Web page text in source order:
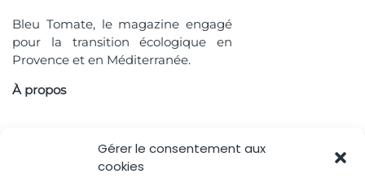
Gérer le consentement aux
cookies
Bleu Tomate, le magazine engagé
pour la transition écologique en
Provence et en Méditerranée.
À propos
Accès rapide